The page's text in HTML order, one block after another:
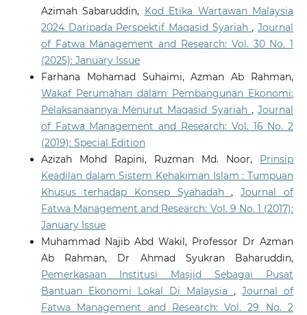
Azimah Sabaruddin, Kod Etika Wartawan Malaysia
2024 Daripada Perspektif Maqasid Syariah,Journal
of Fatwa Management and Research: Vol. 30 No. 1
(2025): January Issue
Farhana Mohamad Suhaimi, Azman Ab Rahman,
Wakaf Perumahan dalam Pembangunan Ekonomi:
Pelaksanaannya Menurut Maqasid Syariah ,Journal
of Fatwa Management and Research: Vol. 16 No. 2
(2019): Special Edition
Azizah Mohd Rapini, Ruzman Md. Noor, Prinsip
Keadilan dalam Sistem Kehakiman Islam : Tumpuan
Khusus terhadap Konsep Syahadah,Journal of
Fatwa Management and Research: Vol. 9 No. 1 (2017):
January Issue
Muhammad Najib Abd Wakil, Professor Dr Azman
Ab Rahman, Dr Ahmad Syukran Baharuddin,
Pemerkasaan Institusi Masjid Sebagai Pusat
Bantuan Ekonomi Lokal Di Malaysia,Journal of
Fatwa Management and Research: Vol. 29 No. 2